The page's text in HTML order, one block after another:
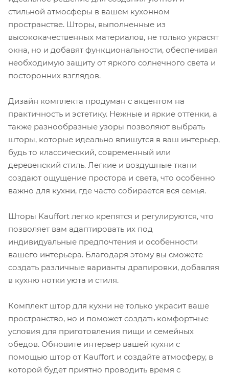
стильной атмосферы в вашем кухонном
пространстве. Шторы, выполненные из
высококачественных материалов, не только украсят
окна, но и добавят функциональности, обеспечивая
необходимую защиту от яркого солнечного света и
посторонних взглядов.
Дизайн комплекта продуман с акцентом на
практичность и эстетику. Нежные и яркие оттенки, а
также разнообразные узоры позволяют выбрать
шторы, которые идеально впишутся в ваш интерьер,
будь то классический, современный или
деревенский стиль. Легкие и воздушные ткани
создают ощущение простора и света, что особенно
важно для кухни, где часто собирается вся семья.
Шторы Kauffort легко крепятся и регулируются, что
позволяет вам адаптировать их под
индивидуальные предпочтения и особенности
вашего интерьера. Благодаря этому вы сможете
создать различные варианты драпировки, добавляя
в кухню нотки уюта и стиля.
Комплект штор для кухни не только украсит ваше
пространство, но и поможет создать комфортные
условия для приготовления пищи и семейных
обедов. Обновите интерьер вашей кухни с
помощью штор от Kauffort и создайте атмосферу, в
которой будет приятно проводить время с